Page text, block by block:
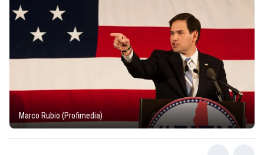
Marco Rubio (Profimedia)